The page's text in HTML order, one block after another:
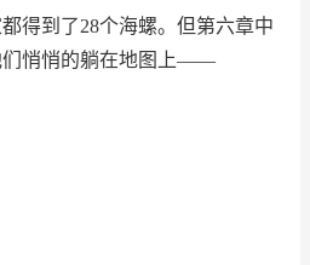
到了28个海螺。但第六章中
们悄悄的躺在地图上——